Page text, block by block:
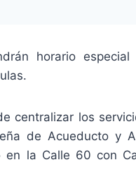
horario
centralizar los
de Acueducto y
en la Calle 60 con